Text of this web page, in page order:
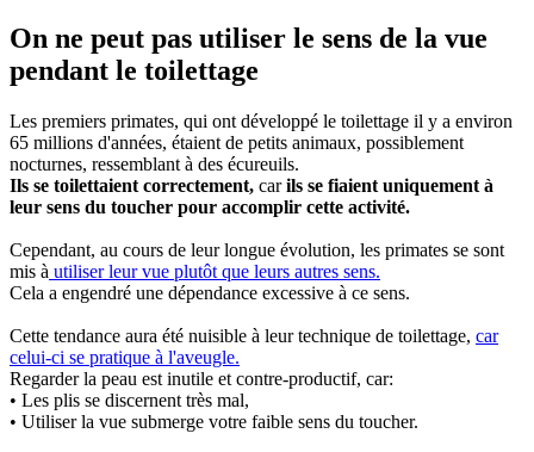
On ne peut pas utiliser le sens de la vue
pendant le toilettage
Les premiers primates, qui ont développé le toilettage il y a environ
65 millions d'années, étaient de petits animaux, possiblement
nocturnes, ressemblant à des écureuils.
Ils se toilettaient correctement, carils se fiaient uniquement à
leur sens du toucher pour accomplir cette activité.
Cependant, au cours de leur longue évolution, les primates se sont
mis à utiliser leur vue plutôt que leurs autres sens.
Cela a engendré une dépendance excessive à ce sens.
Cette tendance aura été nuisible à leur technique de toilettage, car
celui-ci se pratique à l'aveugle.
Regarder la peau est inutile et contre-productif, car:
• Les plis se discernent très mal,
• Utiliser la vue submerge votre faible sens du toucher.